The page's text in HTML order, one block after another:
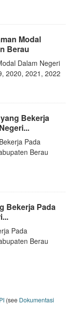
Modal
Berau
Dalam Negeri
2020, 2021, 2022
Bekerja
Pada
Berau
Bekerja Pada
Pada
Berau
(see Dokumentasi